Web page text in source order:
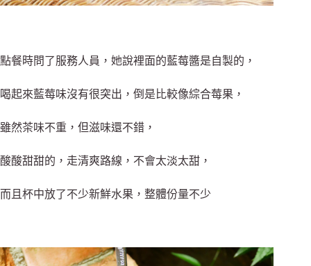
點餐時問了服務人員，她說裡面的藍莓醬是自製的，
喝起來藍莓味沒有很突出，倒是比較像綜合莓果，
雖然茶味不重，但滋味還不錯，
酸酸甜甜的，走清爽路線，不會太淡太甜，
而且杯中放了不少新鮮水果，整體份量不少